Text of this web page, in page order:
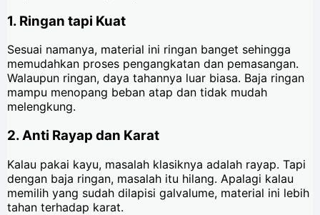
1. Ringan tapi Kuat
Sesuai namanya, material ini ringan banget sehingga
memudahkan proses pengangkatan dan pemasangan.
Walaupun ringan, daya tahannya luar biasa. Baja ringan
mampu menopang beban atap dan tidak mudah
melengkung.
2.Anti Rayap dan Karat
Kalau pakai kayu, masalah klasiknya adalah rayap. Tapi
dengan baja ringan, masalah itu hilang. Apalagi kalau
memilih yang sudah dilapisi galvalume, material ini lebih
tahan terhadap karat.